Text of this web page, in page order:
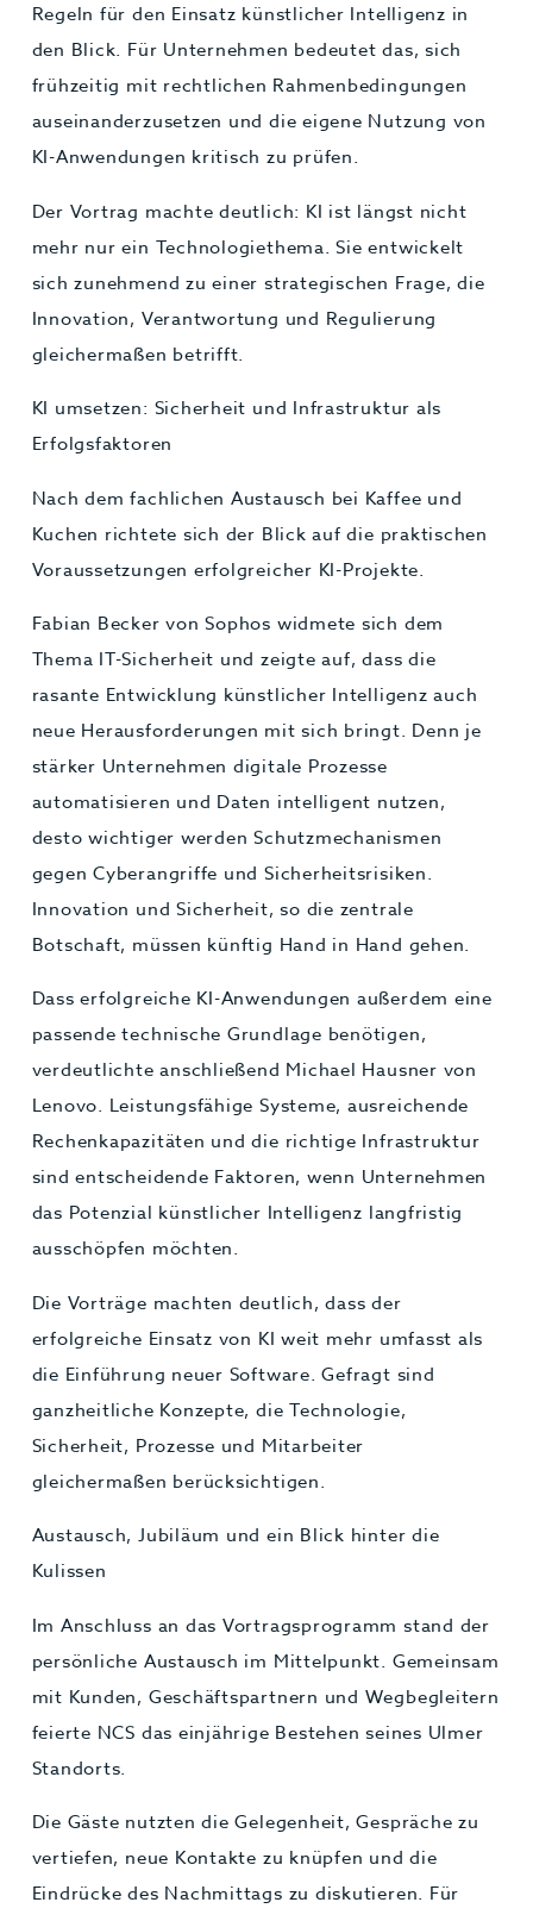
Regeln für den Einsatz künstlicher Intelligenz in
den Blick. Für Unternehmen bedeutet das, sich
frühzeitig mit rechtlichen Rahmenbedingungen
auseinanderzusetzen und die eigene Nutzung von
KI-Anwendungen kritisch zu prüfen.
Der Vortrag machte deutlich: KI ist längst nicht
mehr nur ein Technologiethema. Sie entwickelt
sich zunehmend zu einer strategischen Frage, die
Innovation, Verantwortung und Regulierung
gleichermaßen betrifft.
KI umsetzen: Sicherheit und Infrastruktur als
Erfolgsfaktoren
Nach dem fachlichen Austausch bei Kaffee und
Kuchen richtete sich der Blick auf die praktischen
Voraussetzungen erfolgreicher KI-Projekte.
Fabian Becker von Sophos widmete sich dem
Thema IT-Sicherheit und zeigte auf, dass die
rasante Entwicklung künstlicher Intelligenz auch
neue Herausforderungen mit sich bringt. Denn je
stärker Unternehmen digitale Prozesse
automatisieren und Daten intelligent nutzen,
desto wichtiger werden Schutzmechanismen
gegen Cyberangriffe und Sicherheitsrisiken.
Innovation und Sicherheit, so die zentrale
Botschaft, müssen künftig Hand in Hand gehen.
Dass erfolgreiche KI-Anwendungen außerdem eine
passende technische Grundlage benötigen,
verdeutlichte anschließend Michael Hausner von
Lenovo. Leistungsfähige Systeme, ausreichende
Rechenkapazitäten und die richtige Infrastruktur
sind entscheidende Faktoren, wenn Unternehmen
das Potenzial künstlicher Intelligenz langfristig
ausschöpfen möchten.
Die Vorträge machten deutlich, dass der
erfolgreiche Einsatz von KI weit mehr umfasst als
die Einführung neuer Software. Gefragt sind
ganzheitliche Konzepte, die Technologie,
Sicherheit, Prozesse und Mitarbeiter
gleichermaßen berücksichtigen.
Austausch, Jubiläum und ein Blick hinter die
Kulissen
Im Anschluss an das Vortragsprogramm stand der
persönliche Austausch im Mittelpunkt. Gemeinsam
mit Kunden, Geschäftspartnern und Wegbegleitern
feierte NCS das einjährige Bestehen seines Ulmer
Standorts.
Die Gäste nutzten die Gelegenheit, Gespräche zu
vertiefen, neue Kontakte zu knüpfen und die
Eindrücke des Nachmittags zu diskutieren. Für